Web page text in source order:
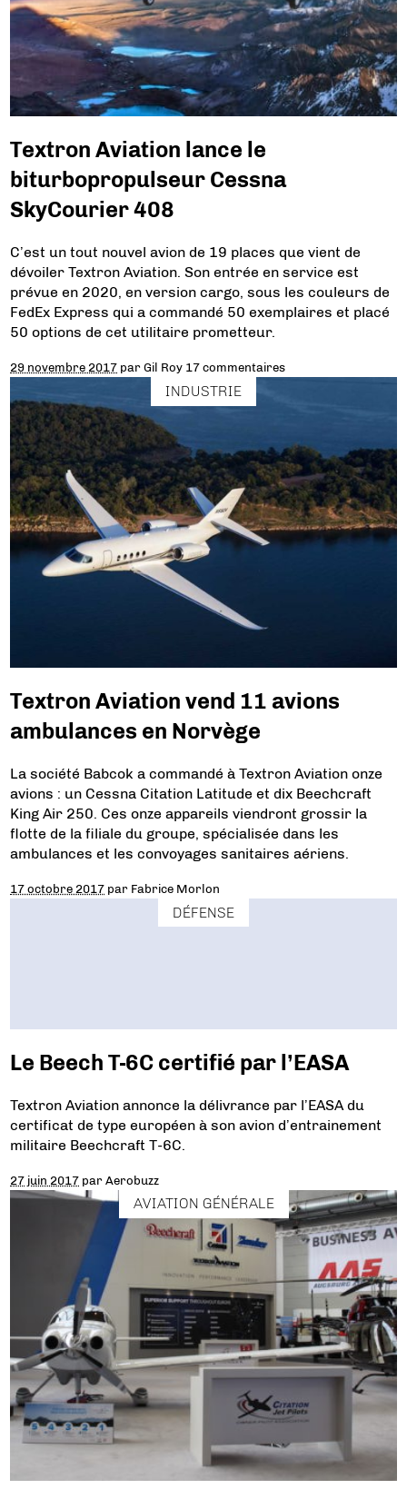
Textron Aviation lance le
biturbopropulseur Cessna
SkyCourier 408
C’est un tout nouvel avion de 19 places que vient de
dévoiler Textron Aviation. Son entrée en service est
prévue en 2020, en version cargo, sous les couleurs de
FedEx Express qui a commandé 50 exemplaires et placé
50 options de cet utilitaire prometteur.
29 novembre 2017 parGil Roy 17 commentaires
INDUSTRIE
Textron Aviation vend 11 avions
ambulances en Norvège
La société Babcok a commandé à Textron Aviation onze
avions : un Cessna Citation Latitude et dix Beechcraft
King Air 250. Ces onze appareils viendront grossir la
flotte de la filiale du groupe, spécialisée dans les
ambulances et les convoyages sanitaires aériens.
17 octobre 2017 par Fabrice Morlon
DÉFENSE
Le Beech T-6C certifié par l’EASA
Textron Aviation annonce la délivrance par l’EASA du
certificat de type européen à son avion d’entrainement
militaire Beechcraft T-6C.
27 juin 2017 parAerobuzz
AVIATION GÉNÉRALE